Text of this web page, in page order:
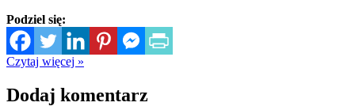
Podziel się:
Czytaj więcej »
Dodaj komentarz